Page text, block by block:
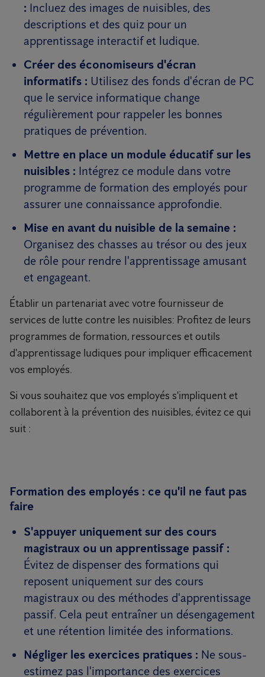
: Incluez des images de nuisibles, des
descriptions et des quiz pour un
apprentissage interactif et ludique.
Créer des économiseurs d'écran
informatifs : Utilisez des fonds d'écran de PC
que le service informatique change
régulièrement pour rappeler les bonnes
pratiques de prévention.
Mettre en place un module éducatif sur les
nuisibles : Intégrez ce module dans votre
programme de formation des employés pour
assurer une connaissance approfondie.
Mise en avant du nuisible de la semaine :
Organisez des chasses au trésor ou des jeux
de rôle pour rendre l'apprentissage amusant
et engageant.
Établir un partenariat avec votre fournisseur de
services de lutte contre les nuisibles: Profitez de leurs
programmes de formation, ressources et outils
d'apprentissage ludiques pour impliquer efficacement
vos employés.
Si vous souhaitez que vos employés s'impliquent et
collaborent à la prévention des nuisibles, évitez ce qui
suit :
Formation des employés : ce qu'il ne faut pas
faire
S'appuyer uniquement sur des cours
magistraux ou un apprentissage passif :
Évitez de dispenser des formations qui
reposent uniquement sur des cours
magistraux ou des méthodes d'apprentissage
passif. Cela peut entraîner un désengagement
et une rétention limitée des informations.
Négliger les exercices pratiques : Ne sous-
estimez pas l'importance des exercices